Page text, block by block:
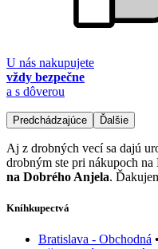
U nás nakupujete
vždy bezpečne
a s dôverou
Predchádzajúce Ďalšie
Aj z drobných vecí sa dajú
drobným ste pri nákupoch
na Dobrého Anjela.
Kníhkupectvá
Bratislava - Obchodná